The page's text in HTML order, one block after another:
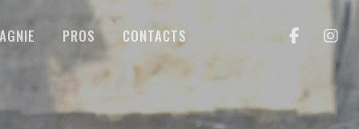
PROS CONTACTS